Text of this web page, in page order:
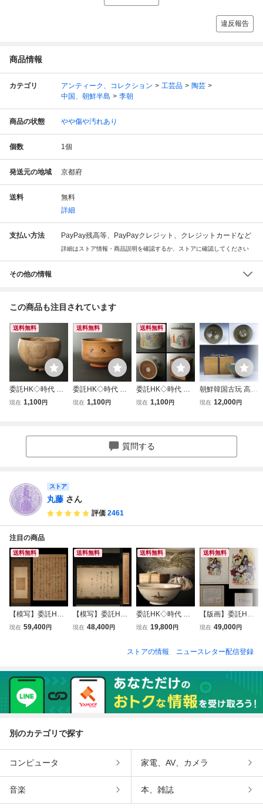
違反報告
商品情報
カテゴリ アンティーク、コレクション 工芸品
陶芸
中国、朝鮮半島
李朝
商品の状態 やや傷や汚れあり
個数 1個
発送元の地域 京都府
送料
無料
詳細
支払い方法 PayPay残高等、PayPayクレジット、クレジットカードなど
詳細はストア情報・商品説明を確認するか、ストアに確認してください
その他の情報
この商品も注目されています
送料無料
委託HK◇時代 古
萩俵形茶碗（茶道
現在 1,100円
送料無料
委託HK◇時代 虫
明焼水辺の蛍図茶
風炉 薄茶 抹茶碗
茶事 茶席 古物 骨
現在 1,100円
送料無料
委託HK◇時代 色
絵人物図水指（茶
古美術 鑑賞 茶事
茶席 茶の湯 炉 風
現在 1,100円
朝鮮韓国古玩 高麗
青磁 四つ目跡 素
現在 12,000円
質問する
ストア
丸藤 さん
評価 2461
注目の商品
送料無料
【模写】委託HK
◇万里小路秀房 四
堂上歌人 書家 古
典学 中世古文書）
現在 59,400円
送料無料
【模写】委託HK
◇天室宗竺 消息
田山方南極（大徳
千家 不審庵 裏千
家 今日庵 官休
庵）
現在 48,400円
送料無料
委託HK◇時代 薩
摩金彩桐鳳凰図平
焼 白薩摩 金襴手
夏 献上薩摩手 御
庭焼 藩窯）
現在 19,800円
送料無料
【版画】委託HK
◇時代 手塚治虫版
0 「スターの中の
鉄腕アトム 火の鳥
リボンの騎士）
現在 49,000円
ストアの情報 ニュースレター配信登録
別のカテゴリで探す
コンピュータ 家電、AV、カメラ
音楽 本、雑誌